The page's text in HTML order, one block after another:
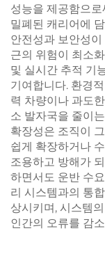
성능을 제공함으
밀폐된 캐리어에
안전성과 보안성
근의 위험이 최소
및 실시간 추적 기
기여합니다. 환경
력 차량이나 과도
소 발자국을 줄이
확장성은 조직이
쉽게 확장하거나
조용하고 방해가
하면서도 운반 수
리 시스템과의 통
상시키며, 시스템
인간의 오류를 감